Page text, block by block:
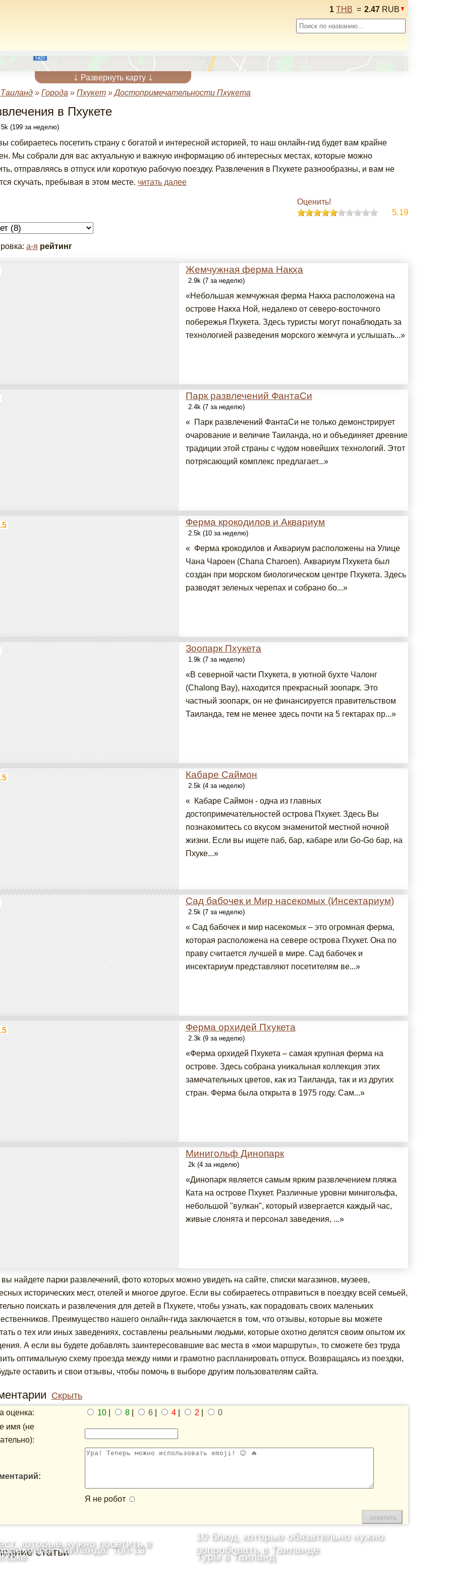
1 THB = 2.47 RUB
↓ Развернуть карту ↓
Таиланд» Города » Пхукет»Достопримечательности Пхукета
в Пхукете
(199 за неделю)
собираетесь посетить страну с богатой и интересной историей, то наш онлайн-гид будет вам крайне
Мы собрали для вас актуальную и важную информацию об интересных местах, которые можно
отправляясь в отпуск или короткую рабочую поездку. Развлечения в Пхукете разнообразны, и вам не
скучать, пребывая в этом месте. читать далее
Оценить!
5.19
а-я рейтинг
Жемчужная ферма Накха
2.9k (7 за неделю)
«Небольшая жемчужная ферма Накха расположена на
острове Накха Ной, недалеко от северо-восточного
побережья Пхукета. Здесь туристы могут понаблюдать за
технологией разведения морского жемчуга и услышать...»
Парк развлечений ФантаСи
2.4k (7 за неделю)
« Парк развлечений ФантаСи не только демонстрирует
очарование и величие Таиланда, но и объединяет древние
традиции этой страны с чудом новейших технологий. Этот
потрясающий комплекс предлагает...»
Ферма крокодилов и Аквариум
2.5k (10 за неделю)
« Ферма крокодилов и Аквариум расположены на Улице
Чана Чароен (Chana Charoen). Аквариум Пхукета был
создан при морском биологическом центре Пхукета. Здесь
разводят зеленых черепах и собрано бо...»
Зоопарк Пхукета
1.9k (7 за неделю)
«В северной части Пхукета, в уютной бухте Чалонг
(Chalong Bay), находится прекрасный зоопарк. Это
частный зоопарк, он не финансируется правительством
Таиланда, тем не менее здесь почти на 5 гектарах пр...»
Кабаре Саймон
2.5k (4 за неделю)
« Кабаре Саймон - одна из главных
достопримечательностей острова Пхукет. Здесь Вы
познакомитесь со вкусом знаменитой местной ночной
жизни. Если вы ищете паб, бар, кабаре или Go-Go бар, на
Пхуке...»
Сад бабочек и Мир насекомых (Инсектариум)
2.5k (7 за неделю)
« Сад бабочек и мир насекомых – это огромная ферма,
которая расположена на севере острова Пхукет. Она по
праву считается лучшей в мире. Сад бабочек и
инсектариум представляют посетителям ве...»
Ферма орхидей Пхукета
2.3k (9 за неделю)
«Ферма орхидей Пхукета – самая крупная ферма на
острове. Здесь собрана уникальная коллекция этих
замечательных цветов, как из Таиланда, так и из других
стран. Ферма была открыта в 1975 году. Сам...»
Минигольф Динопарк
2k (4 за неделю)
«Динопарк является самым ярким развлечением пляжа
Ката на острове Пхукет. Различные уровни минигольфа,
небольшой "вулкан", который извергается каждый час,
живые слонята и персонал заведения, ...»
найдете парки развлечений, фото которых можно увидеть на сайте, списки магазинов, музеев,
исторических мест, отелей и многое другое. Если вы собираетесь отправиться в поездку всей семьей,
поискать и развлечения для детей в Пхукете, чтобы узнать, как порадовать своих маленьких
Преимущество нашего онлайн-гида заключается в том, что отзывы, которые вы можете
о тех или иных заведениях, составлены реальными людьми, которые охотно делятся своим опытом их
А если вы будете добавлять заинтересовавшие вас места в «мои маршруты», то сможете без труда
оптимальную схему проезда между ними и грамотно распланировать отпуск. Возвращаясь из поездки,
оставить и свои отзывы, чтобы помочь в выборе другим пользователям сайта.
Скрыть
оценка: 10| 8| 6| 4| 2
0
имя (не
Я не робот
статьи
пляжи Таиланда: Топ-13
10 блюд, которые обязательно нужно
попробовать в Таиланде
которые нужно посетить в
Туры в Таиланд